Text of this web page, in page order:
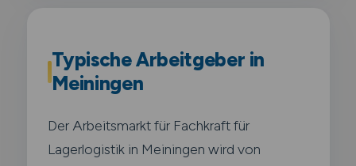
Typische Arbeitgeber in
Meiningen
Der Arbeitsmarkt für Fachkraft für
Lagerlogistik in Meiningen wird von